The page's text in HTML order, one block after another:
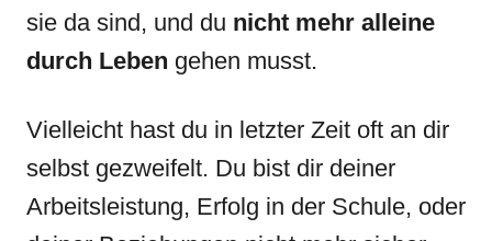
sie da sind, und du nicht mehr alleine
durch Leben gehen musst.
Vielleicht hast du in letzter Zeit oft an dir
selbst gezweifelt. Du bist dir deiner
Arbeitsleistung, Erfolg in der Schule, oder